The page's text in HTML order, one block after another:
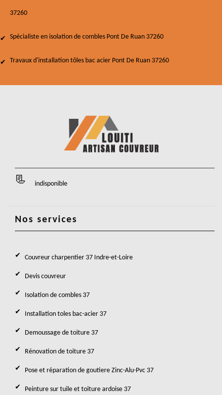
37260
Spécialiste en isolation de combles Pont De Ruan 37260
Travaux d'installation tôles bac acier Pont De Ruan 37260
indisponible
Nos services
Couvreur charpentier 37 Indre-et-Loire
Devis couvreur
Isolation de combles 37
Installation toles bac-acier 37
Demoussage de toiture 37
Rénovation de toiture 37
Pose et réparation de goutiere Zinc-Alu-Pvc 37
Peinture sur tuile et toiture ardoise 37